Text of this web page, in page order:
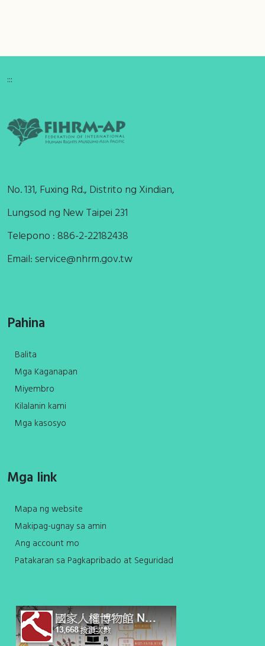
:::
No. 131, Fuxing Rd., Distrito ng Xindian,
Lungsod ng New Taipei 231
Telepono : 886-2-22182438
Email: service@nhrm.gov.tw
Pahina
Balita
Mga Kaganapan
Miyembro
Kilalanin kami
Mga kasosyo
Mga link
Mapa ng website
Makipag-ugnay sa amin
Ang account mo
Patakaran sa Pagkapribado at Seguridad